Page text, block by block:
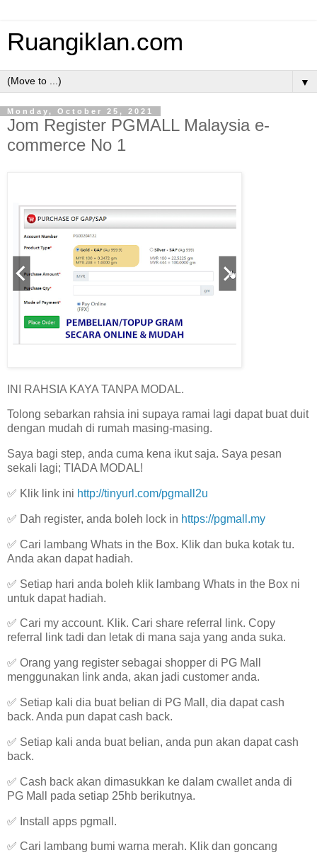
Ruangiklan.com
▼
Monday, October 25, 2021
Jom Register PGMALL Malaysia e-
commerce No 1
INI RAHSIA KAYA TANPA MODAL.
Tolong sebarkan rahsia ini supaya ramai lagi dapat buat duit
dengan mudah di rumah masing-masing.
Saya bagi step, anda cuma kena ikut saja. Saya pesan
sekali lagi; TIADA MODAL!
✅ Klik link ini http://tinyurl.com/pgmall2u
✅ Dah register, anda boleh lock in https://pgmall.my
✅ Cari lambang Whats in the Box. Klik dan buka kotak tu.
Anda akan dapat hadiah.
✅ Setiap hari anda boleh klik lambang Whats in the Box ni
untuk dapat hadiah.
✅ Cari my account. Klik. Cari share referral link. Copy
referral link tadi dan letak di mana saja yang anda suka.
✅ Orang yang register sebagai shopper di PG Mall
menggunakan link anda, akan jadi customer anda.
✅ Setiap kali dia buat belian di PG Mall, dia dapat cash
back. Anda pun dapat cash back.
✅ Setiap kali anda buat belian, anda pun akan dapat cash
back.
✅ Cash back akan dimasukkan ke dalam cwallet anda di
PG Mall pada setiap 25hb berikutnya.
✅ Install apps pgmall.
✅ Cari lambang bumi warna merah. Klik dan goncang